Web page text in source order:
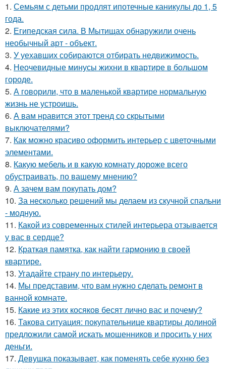
1. Семьям с детьми продлят ипотечные каникулы до 1, 5
года.
2. Египедская сила. В Мытищах обнаружили очень
необычный арт - объект.
3. У уехавших собираются отбирать недвижимость.
4. Неочевидные минусы жихни в квартире в большом
городе.
5. А говорили, что в маленькой квартире нормальную
жизнь не устроишь.
6. А вам нравится этот тренд со скрытыми
выключателями?
7. Как можно красиво оформить интерьер с цветочными
элементами.
8. Какую мебель и в какую комнату дороже всего
обустраивать, по вашему мнению?
9. А зачем вам покупать дом?
10. За несколько решений мы делаем из скучной спальни
- модную.
11. Какой из современных стилей интерьера отзывается
у вас в сердце?
12. Краткая памятка, как найти гармонию в своей
квартире.
13. Угадайте страну по интерьеру.
14. Мы представим, что вам нужно сделать ремонт в
ванной комнате.
15. Какие из этих косяков бесят лично вас и почему?
16. Такова ситуация: покупательнице квартиры долиной
предложили самой искать мошенников и просить у них
деньги.
17. Девушка показывает, как поменять себе кухню без